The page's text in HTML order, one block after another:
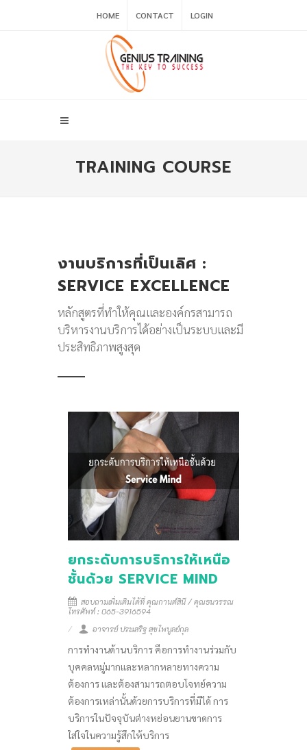
HOME CONTACT LOGIN
TRAINING COURSE
งานบริการที่เป็นเลิศ :
SERVICE EXCELLENCE
หลักสูตรที่ทำให้คุณและองค์กรสามารถ
บริหารงานบริการได้อย่างเป็นระบบและมี
ประสิทธิภาพสูงสุด
ยกระดับการบริการให้เหนือ
ชั้นด้วย SERVICE MIND
สอบถามเพิ่มเติมได้ที่ คุณกานต์สินี / คุณธนวรรณ
โทรศัพท์ : 065-3916594
อาจารย์ ประเสริฐ สุขไพบูลย์กุล
การทำงานด้านบริการ คือการทำงานร่วมกับ
บุคคลหมู่มากและหลากหลายทางความ
ต้องการ และต้องสามารถตอบโจทย์ความ
ต้องการเหล่านั้นด้วยการบริการที่มีได้ การ
บริการในปัจจุบันต่างหย่อนยานขาดการ
ใส่ใจในความรู้สึกให้บริการ